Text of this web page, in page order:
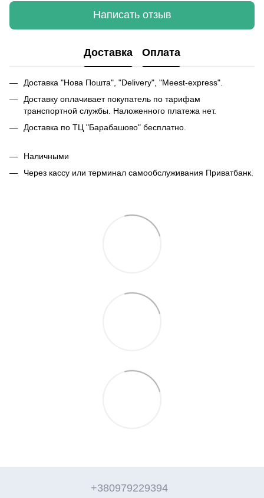
Написать отзыв
Доставка Оплата
Доставка "Нова Пошта", "Delivery", "Meest-express".
Доставку оплачивает покупатель по тарифам
транспортной службы. Наложенного платежа нет.
Доставка по ТЦ "Барабашово" бесплатно.
Наличными
Через кассу или терминал самообслуживания Приватбанк.
+380979229394